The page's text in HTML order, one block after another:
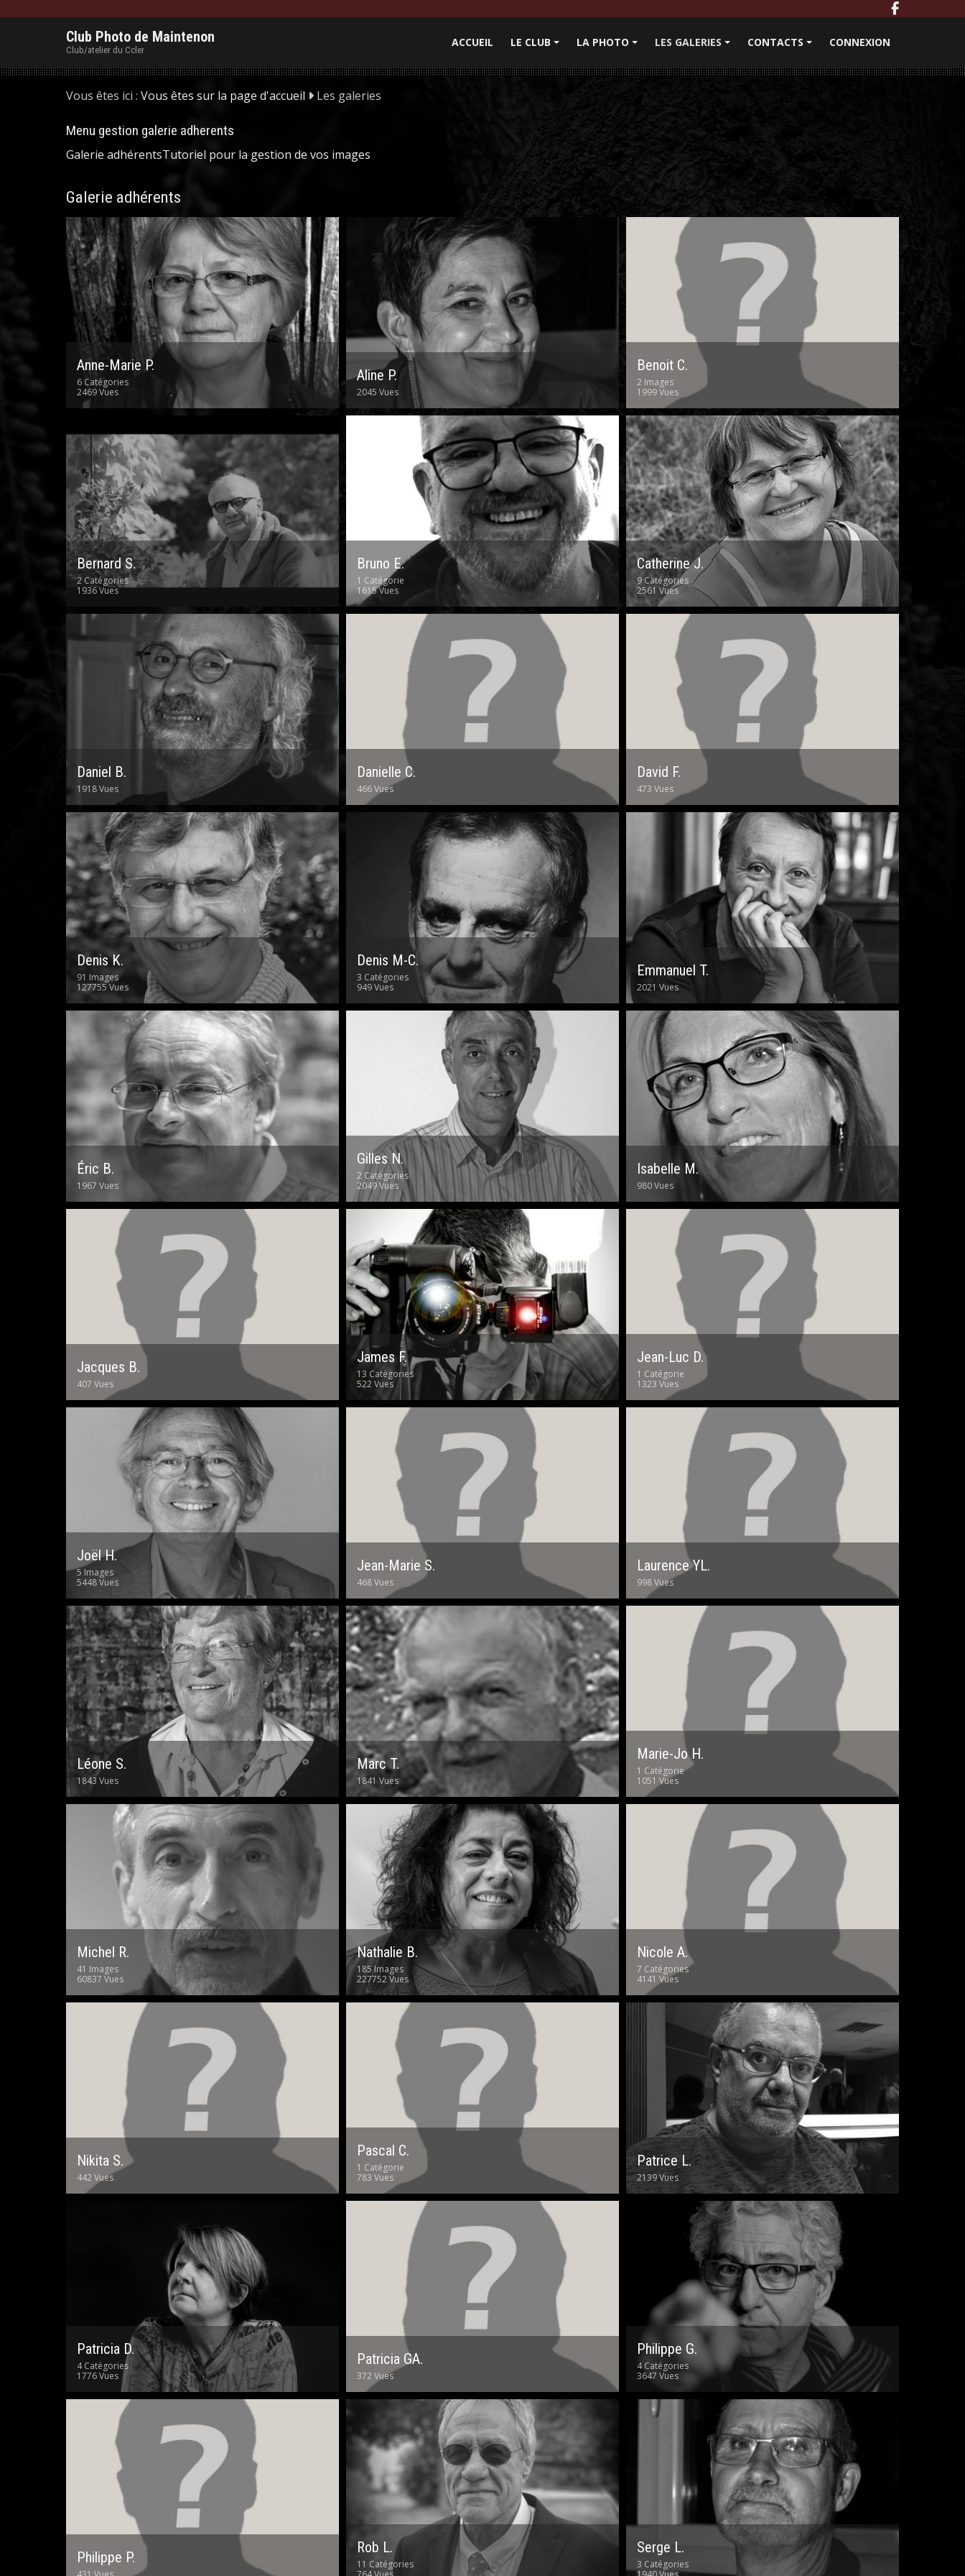
Club Photo de Maintenon
Club/atelier du Ccler
ACCUEIL
LE CLUB
LA PHOTO
LES GALERIES
CONTACTS CONNEXION
Vous êtes ici : Vous êtes sur la page d'accueil Les galeries
Menu gestion galerie adherents
Galerie adhérentsTutoriel pour la gestion de vos images
Galerie adhérents
Anne-Marie P.
6 Catégories
2469 Vues
Aline P.
2045 Vues
Benoit C.
2 Images
1999 Vues
Bernard S.
2 Catégories
1936 Vues
Bruno E.
1 Catégorie
1615 Vues
Catherine J.
9 Catégories
2561 Vues
Daniel B.
1918 Vues
Danielle C.
466 Vues
David F.
473 Vues
Denis K.
91 Images
127755 Vues
Denis M-C.
3 Catégories
949 Vues
Emmanuel T.
2021 Vues
Éric B.
1967 Vues
Gilles N.
2 Catégories
2049 Vues
Isabelle M.
980 Vues
Jacques B.
407 Vues
James F.
13 Catégories
522 Vues
Jean-Luc D.
1 Catégorie
1323 Vues
Joël H.
5 Images
5448 Vues
Jean-Marie S.
468 Vues
Laurence YL.
998 Vues
Léone S.
1843 Vues
Marc T.
1841 Vues
Marie-Jo H.
1 Catégorie
1051 Vues
Michel R.
41 Images
60837 Vues
Nathalie B.
185 Images
227752 Vues
Nicole A.
7 Catégories
4141 Vues
Nikita S.
442 Vues
Pascal C.
1 Catégorie
783 Vues
Patrice L.
2139 Vues
Patricia D.
4 Catégories
1776 Vues
Patricia GA.
372 Vues
Philippe G.
4 Catégories
3647 Vues
Philippe P.
Rob L.
11 Catégories
Serge L.
3 Catégories